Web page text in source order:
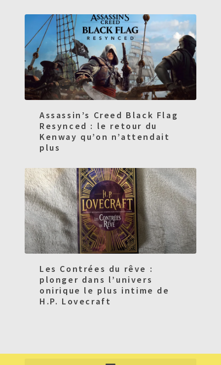
Assassin’s Creed Black Flag
Resynced : le retour du
Kenway qu’on n’attendait
plus
Les Contrées du rêve :
plonger dans l’univers
onirique le plus intime de
H.P. Lovecraft